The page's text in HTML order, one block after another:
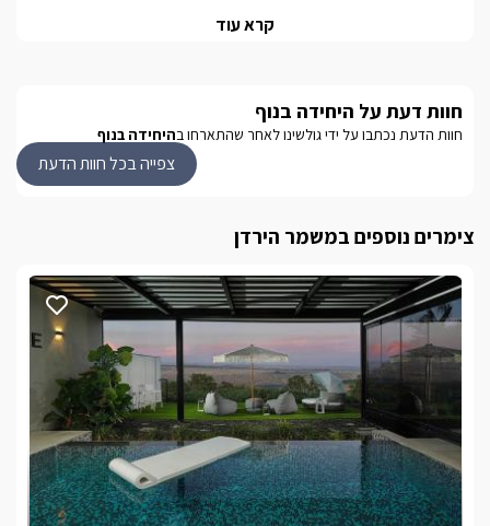
קסומים, מסלולים רבים לטיולי הליכה או רכיבה. שפע אטרקציות,
הסוויטה
הסוויטה מעוצבת בטוב טעם, בגוונים טבעיים ובהירים- בשילוב
שחור, עליו כריות בגוונים ניטרליים של חול ואפור. למול הסלון ניצבת
בסמוך לסלון ישנו מטבחון בצבעי שחור ולבן, עם מקרר, קומקום,
מכונת קפה איכותית עם קפסולות, כיור ועוד.. לצד המטבחון ניצב
בכל אחד מחדרי השינה מיטה זוגית מבד קטיפה שחור במרכזו,
קרא עוד
חוות דעת על היחידה בנוף
חוות הדעת נכתבו על ידי גולשינו לאחר שהתארחו בהיחידה בנוף
צפייה בכל חוות הדעת
צימרים נוספים במשמר הירדן